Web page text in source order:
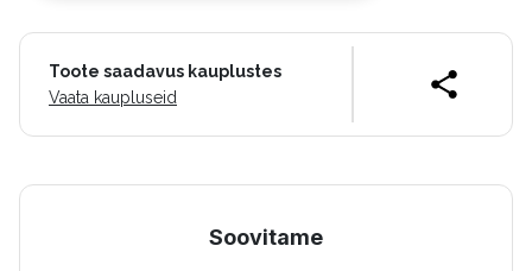
Toote saadavus kauplustes
Vaata kaupluseid
Soovitame